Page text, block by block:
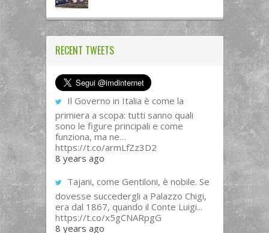
RECENT TWEETS
Il Governo in Italia è come la
primiera a scopa: tutti sanno quali
sono le figure principali e come
funziona, ma ne…
https://t.co/armLfZz3D2
8 years ago
Tajani, come Gentiloni, è nobile. Se
dovesse succedergli a Palazzo Chigi,
era dal 1867, quando il Conte Luigi...
https://t.co/x5gCNARpgG
8 years ago